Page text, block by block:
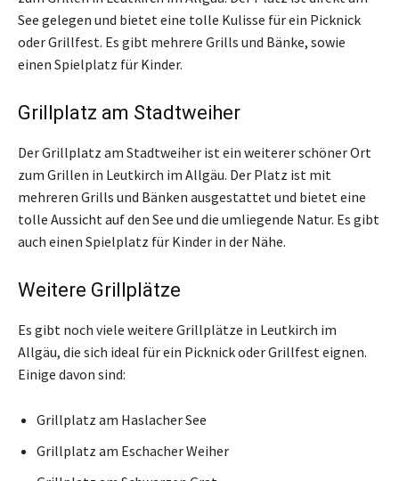
See gelegen und bietet eine tolle Kulisse für ein Picknick
oder Grillfest. Es gibt mehrere Grills und Bänke, sowie
einen Spielplatz für Kinder.
Grillplatz am Stadtweiher
Der Grillplatz am Stadtweiher ist ein weiterer schöner Ort
zum Grillen in Leutkirch im Allgäu. Der Platz ist mit
mehreren Grills und Bänken ausgestattet und bietet eine
tolle Aussicht auf den See und die umliegende Natur. Es gibt
auch einen Spielplatz für Kinder in der Nähe.
Weitere Grillplätze
Es gibt noch viele weitere Grillplätze in Leutkirch im
Allgäu, die sich ideal für ein Picknick oder Grillfest eignen.
Einige davon sind:
Grillplatz am Haslacher See
Grillplatz am Eschacher Weiher